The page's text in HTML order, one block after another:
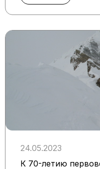
24.05.2023
К 70-летию